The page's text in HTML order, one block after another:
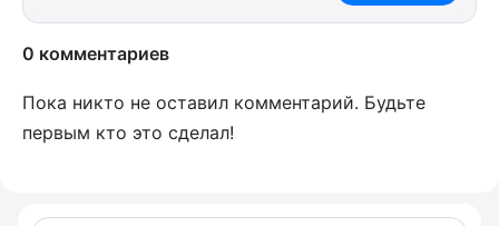
0 комментариев
Пока никто не оставил комментарий. Будьте
первым кто это сделал!